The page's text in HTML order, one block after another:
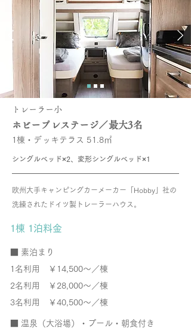
トレーラー小
ホビープレステージ／最大3名
1棟・デッキテラス 51.8㎡
シングルベッド×2、変形シングルベッド×1
欧州大手キャンピングカーメーカー「Hobby」社の
洗練されたドイツ製トレーラーハウス。
1棟 1泊料金
​■ 素泊まり
1名利用 ￥14,500～／棟
2名利用 ￥28,000～／棟
3名利用 ￥40,500～／棟
■ 温泉（大浴場）・プール・朝食付き